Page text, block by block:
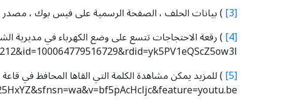
[3] ) بيانات الحلف ، الصفحة الرسمية على فيس بوك ،
[4]
[5]